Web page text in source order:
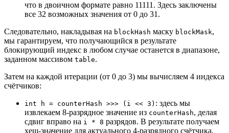
что в двоичном формате равно 11111. Здесь заключены
все 32 возможных значения от 0 до 31.
Следовательно, накладывая на blockHash маску blockMask,
мы гарантируем, что получающийся в результате
блокирующий индекс в любом случае останется в диапазоне,
заданном массивом table.
Затем на каждой итерации (от 0 до 3) мы вычисляем 4 индекса
счётчиков:
int h = counterHash >>> (i << 3) : здесь мы
извлекаем 8-разрядное значение из counterHash, делая
сдвиг вправо на i * 8 разрядов. В результате получаем
хеш-значение для актуального 4-разрядного счётчика.